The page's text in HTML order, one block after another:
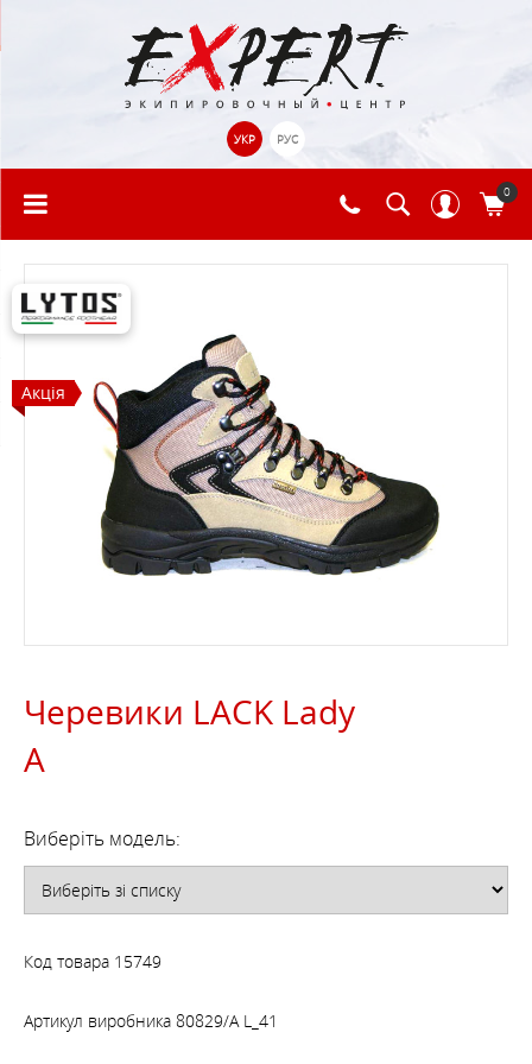
УКР РУС
0
Акція
Черевики LACK Lady
A
Виберіть модель:
Код товара 15749
Артикул виробника 80829/A L_41